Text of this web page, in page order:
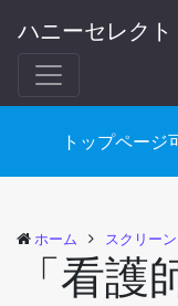
ハニーセレク
トップペー
ホーム スクリー
「看護